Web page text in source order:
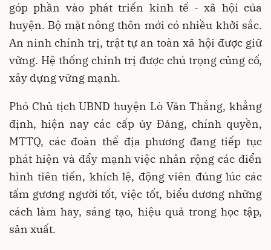
góp phần vào phát triển kinh tế - xã hội của
huyện. Bộ mặt nông thôn mới có nhiều khởi sắc.
An ninh chính trị, trật tự an toàn xã hội được giữ
vững. Hệ thống chính trị được chú trọng củng cố,
xây dựng vững mạnh.
Phó Chủ tịch UBND huyện Lò Văn Thắng, khẳng
định, hiện nay các cấp ủy Đảng, chính quyền,
MTTQ, các đoàn thể địa phương đang tiếp tục
phát hiện và đẩy mạnh việc nhân rộng các điển
hình tiên tiến, khích lệ, động viên đúng lúc các
tấm gương người tốt, việc tốt, biểu dương những
cách làm hay, sáng tạo, hiệu quả trong học tập,
sản xuất.